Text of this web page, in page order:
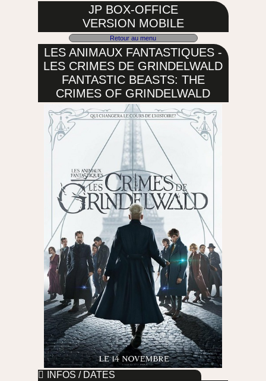
JP BOX-OFFICE
VERSION MOBILE
Retour au menu
LES ANIMAUX FANTASTIQUES -
LES CRIMES DE GRINDELWALD
FANTASTIC BEASTS: THE
CRIMES OF GRINDELWALD
INFOS / DATES